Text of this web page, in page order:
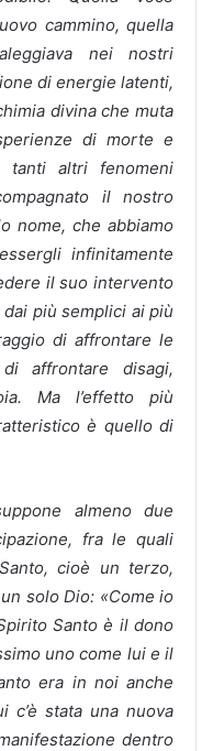
cammino, quella
nei nostri
di energie latenti,
divina che muta
di morte e
tanti altri fenomeni
il nostro
nome, che abbiamo
infinitamente
il suo intervento
più semplici ai più
di affrontare le
affrontare disagi,
Ma l’effetto più
è quello di
almeno due
fra le quali
cioè un terzo,
solo Dio: «Come io
Santo è il dono
uno come lui e il
era in noi anche
c’è stata una nuova
dentro